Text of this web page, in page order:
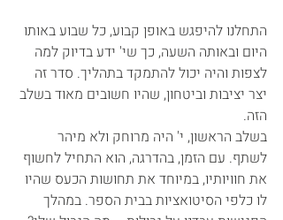
התחלנו להיפגש באופן קבוע, כל שבוע באותו
היום ובאותה השעה, כך שי' ידע בדיוק למה
לצפות והיה יכול להתמקד בתהליך. סדר זה
יצר יציבות וביטחון, שהיו חשובים מאוד בשלב
הזה.
בשלב הראשון, י' היה מרוחק ולא מיהר
לשתף. עם הזמן, בהדרגה, הוא התחיל לחשוף
את חוויותיו, במיוחד את תחושות הכעס שהיו
לו כלפי הסיטואציות בבית הספר. במהלך